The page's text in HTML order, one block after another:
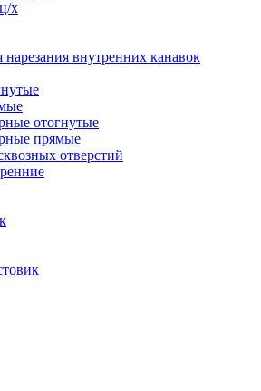
х
внутренних канавок
отогнутые
прямые
отверстий